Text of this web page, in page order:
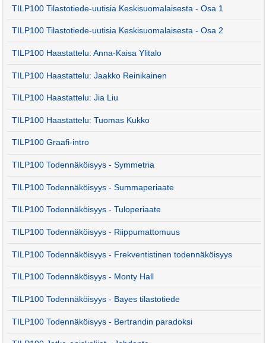
TILP100 Tilastotiede-uutisia Keskisuomalaisesta - Osa 1
TILP100 Tilastotiede-uutisia Keskisuomalaisesta - Osa 2
TILP100 Haastattelu: Anna-Kaisa Ylitalo
TILP100 Haastattelu: Jaakko Reinikainen
TILP100 Haastattelu: Jia Liu
TILP100 Haastattelu: Tuomas Kukko
TILP100 Graafi-intro
TILP100 Todennäköisyys - Symmetria
TILP100 Todennäköisyys - Summaperiaate
TILP100 Todennäköisyys - Tuloperiaate
TILP100 Todennäköisyys - Riippumattomuus
TILP100 Todennäköisyys - Frekventistinen todennäköisyys
TILP100 Todennäköisyys - Monty Hall
TILP100 Todennäköisyys - Bayes tilastotiede
TILP100 Todennäköisyys - Bertrandin paradoksi